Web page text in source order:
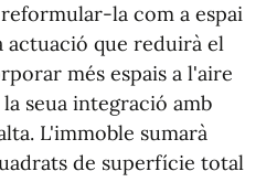
la com a espai
que reduirà el
més espais a l'aire
seua integració amb
L'immoble sumarà
de superfície total